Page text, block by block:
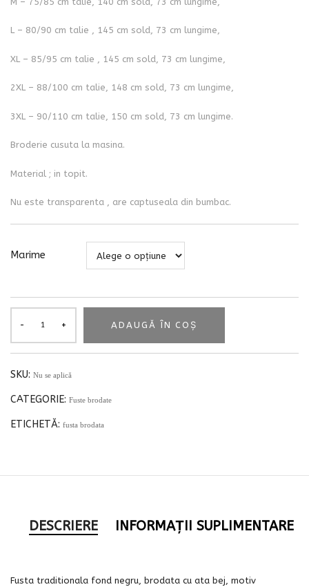
L – 80/90 cm talie , 145 cm sold, 73 cm lungime,
XL – 85/95 cm talie , 145 cm sold, 73 cm lungime,
2XL – 88/100 cm talie, 148 cm sold, 73 cm lungime,
3XL – 90/110 cm talie, 150 cm sold, 73 cm lungime.
Broderie cusuta la masina.
Material ; in topit.
Nu este transparenta , are captuseala din bumbac.
Marime
ADAUGĂ ÎN COȘ
SKU: Nu se aplică
CATEGORIE: Fuste brodate
ETICHETĂ: fusta brodata
DESCRIERE INFORMAȚII SUPLIMENTARE
Fusta traditionala fond negru, brodata cu ata bej, motiv